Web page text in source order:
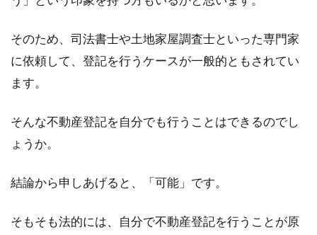
る人は多くいます。また、仕事の都合で実家を
離れるこ...
家の増築後に行う登記とは？不要な
皆さんは、家の増築をした際にも、登記が必要
にいたと...
そのため、司法書士や土地家屋調査士といった専門家
に依頼して、登記を行うケースが一般的ともされてい
ます。
そんな不動産登記を自分でも行うことはできるのでし
ょうか。
結論から申しあげると、「可能」です。
そもそも法的には、自分で不動産登記を行うことが原